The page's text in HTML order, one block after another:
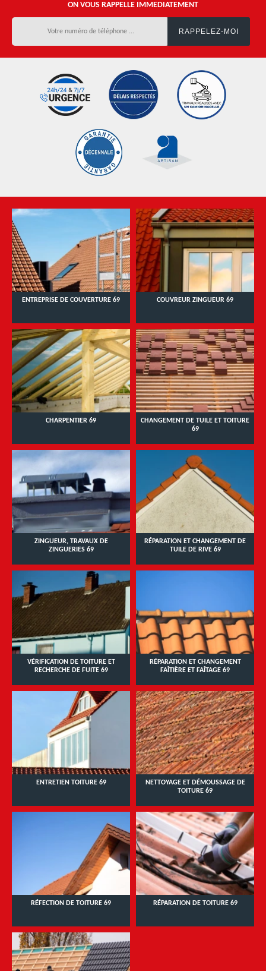
ON VOUS RAPPELLE IMMEDIATEMENT
ENTREPRISE DE COUVERTURE 69 COUVREUR ZINGUEUR 69
CHARPENTIER 69
CHANGEMENT DE TUILE ET TOITURE
69
ZINGUEUR, TRAVAUX DE
ZINGUERIES 69
RÉPARATION ET CHANGEMENT DE
TUILE DE RIVE 69
VÉRIFICATION DE TOITURE ET
RECHERCHE DE FUITE 69
RÉPARATION ET CHANGEMENT
FAÎTIÈRE ET FAÎTAGE 69
ENTRETIEN TOITURE 69
NETTOYAGE ET DÉMOUSSAGE DE
TOITURE 69
RÉFECTION DE TOITURE 69 RÉPARATION DE TOITURE 69